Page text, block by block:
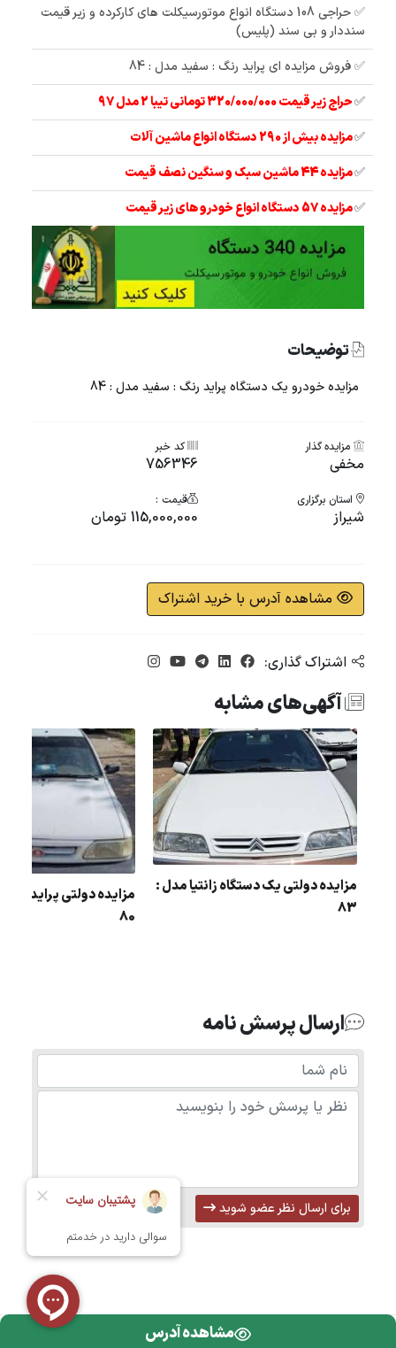
✅ حراجی 108 دستگاه انواع موتورسیکلت های کارکرده و زیر قیمت
سنددار و بی سند (پلیس)
✅ فروش مزایده ای پراید رنگ : سفید مدل : 84
✅حراج زیر قیمت 320/000/000 تومانی تیبا 2 مدل 97
✅مزایده بیش از 290 دستگاه انواع ماشین آلات
✅مزایده 44 ماشین سبک و سنگین نصف قیمت
✅مزایده 57 دستگاه انواع خودرو های زیر قیمت
مشاهده آدرس
توضیحات
مزایده خودرو یک دستگاه پراید رنگ : سفید مدل : 84
مزایده گذار
مخفی
کد خبر
756346
استان برگزاری
شيراز
قیمت :
115,000,000 تومان
مشاهده آدرس با خرید اشتراک
اشتراک گذاری:
آگهی‌های مشابه
مزایده دولتی پراید
80
مزایده دولتی یک دستگاه زانتیا مدل :
83
ارسال پرسش نامه
برای ارسال نظر عضو شوید
تمامی حقوق محفوظ است